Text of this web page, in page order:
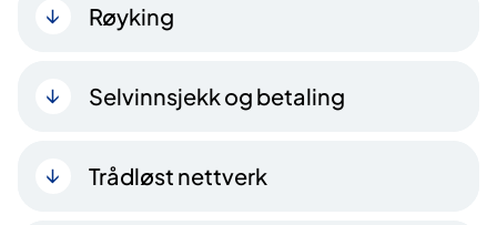
Røyking
Selvinnsjekk og betaling
Trådløst nettverk